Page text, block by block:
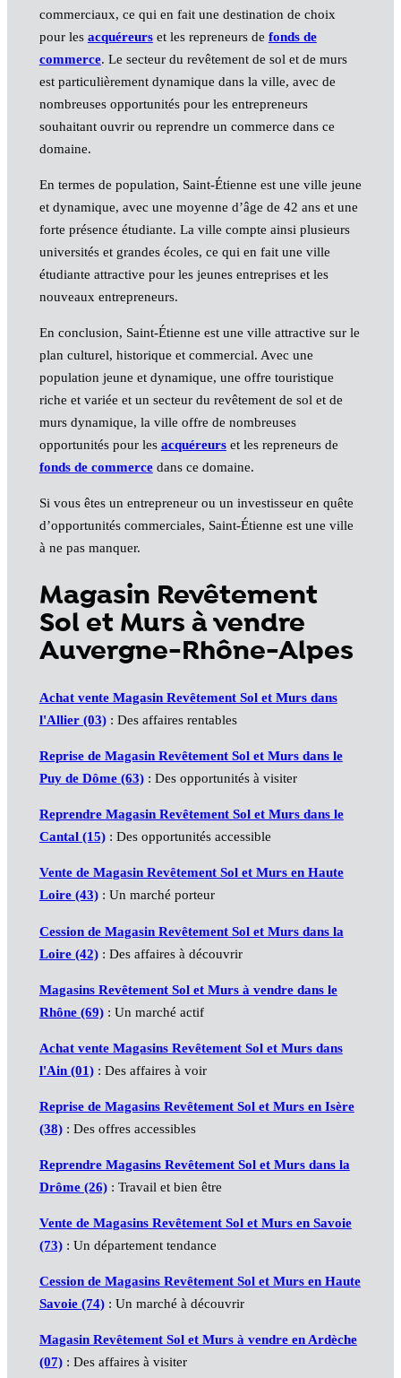
commerciaux, ce qui en fait une destination de choix
pour les acquéreurset les repreneurs de fonds de
commerce. Le secteur du revêtement de sol et de murs
est particulièrement dynamique dans la ville, avec de
nombreuses opportunités pour les entrepreneurs
souhaitant ouvrir ou reprendre un commerce dans ce
domaine.
En termes de population, Saint-Étienne est une ville jeune
et dynamique, avec une moyenne d’âge de 42 ans et une
forte présence étudiante. La ville compte ainsi plusieurs
universités et grandes écoles, ce qui en fait une ville
étudiante attractive pour les jeunes entreprises et les
nouveaux entrepreneurs.
En conclusion, Saint-Étienne est une ville attractive sur le
plan culturel, historique et commercial. Avec une
population jeune et dynamique, une offre touristique
riche et variée et un secteur du revêtement de sol et de
murs dynamique, la ville offre de nombreuses
opportunités pour les acquéreurset les repreneurs de
fonds de commercedans ce domaine.
Si vous êtes un entrepreneur ou un investisseur en quête
d’opportunités commerciales, Saint-Étienne est une ville
à ne pas manquer.
Magasin Revêtement
Sol et Murs à vendre
Auvergne-Rhône-Alpes
Achat vente Magasin Revêtement Sol et Murs dans
l'Allier (03): Des affaires rentables
Reprise de Magasin Revêtement Sol et Murs dans le
Puy de Dôme (63): Des opportunités à visiter
Reprendre Magasin Revêtement Sol et Murs dans le
Cantal (15): Des opportunités accessible
Vente de Magasin Revêtement Sol et Murs en Haute
Loire (43): Un marché porteur
Cession de Magasin Revêtement Sol et Murs dans la
Loire (42): Des affaires à découvrir
Magasins Revêtement Sol et Murs à vendre dans le
Rhône (69): Un marché actif
Achat vente Magasins Revêtement Sol et Murs dans
l'Ain (01): Des affaires à voir
Reprise de Magasins Revêtement Sol et Murs en Isère
(38): Des offres accessibles
Reprendre Magasins Revêtement Sol et Murs dans la
Drôme (26): Travail et bien être
Vente de Magasins Revêtement Sol et Murs en Savoie
(73): Un département tendance
Cession de Magasins Revêtement Sol et Murs en Haute
Savoie (74): Un marché à découvrir
Magasin Revêtement Sol et Murs à vendre en Ardèche
(07): Des affaires à visiter